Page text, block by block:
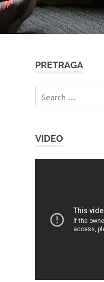
PRETRAGA
VIDEO